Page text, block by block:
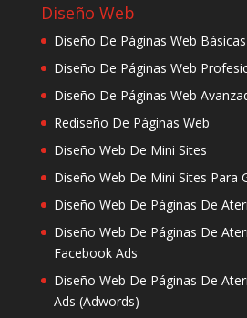
Diseño Web
Diseño De Páginas Web Básicas
Diseño De Páginas Web
Diseño De Páginas Web
Rediseño De Páginas Web
Diseño Web De Mini Sites
Diseño Web De Mini Sites Para
Diseño Web De Páginas De
Diseño Web De Páginas De
Facebook Ads
Diseño Web De Páginas De
Ads (Adwords)